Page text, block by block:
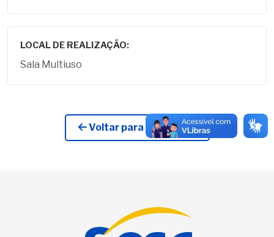
LOCAL DE REALIZAÇÃO:
Sala Multiuso
Voltar para Licitações